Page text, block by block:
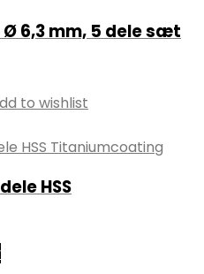
6,3 mm, 5 dele sæt
to wishlist
HSS